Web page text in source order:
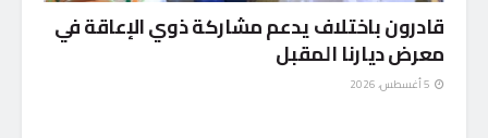
قادرون باختلاف يدعم مشاركة ذوي الإعاقة في
معرض ديارنا المقبل